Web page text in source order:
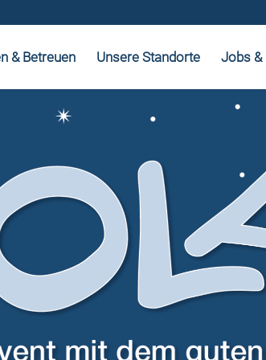
& Betreuen Unsere Standorte Jobs &